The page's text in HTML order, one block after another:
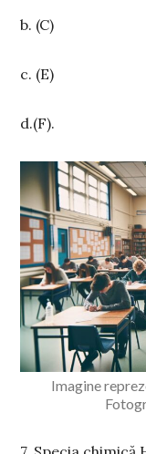
b. (C)
c. (E)
d.(F).
Imagine